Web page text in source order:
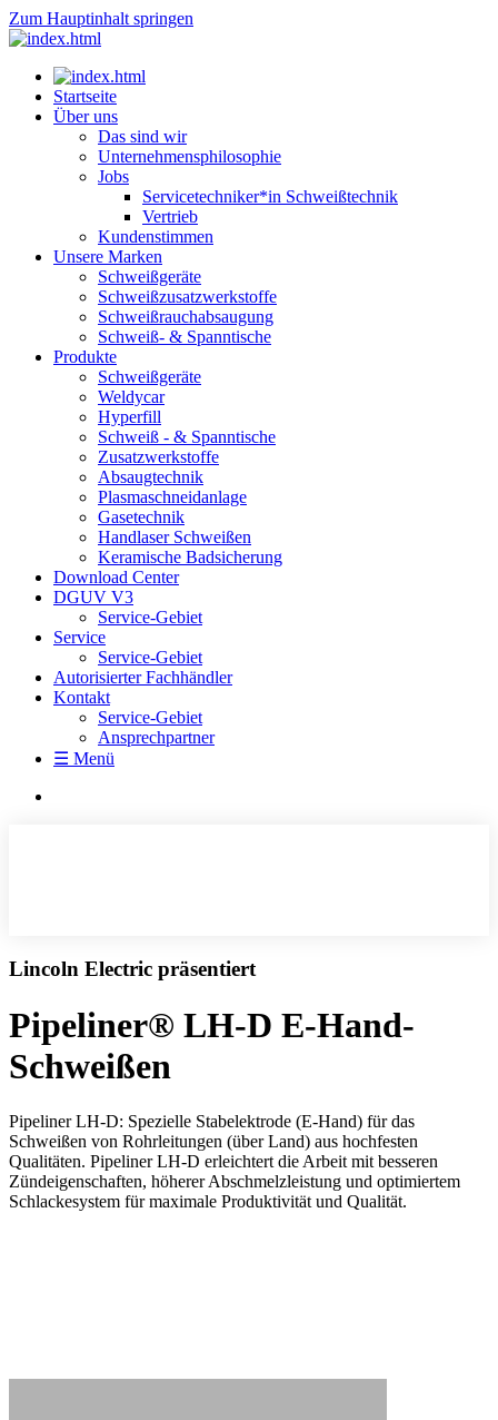
Zum Hauptinhalt springen
Startseite
Über uns
Das sind wir
Unternehmensphilosophie
Jobs
Servicetechniker*in Schweißtechnik
Vertrieb
Kundenstimmen
Unsere Marken
Schweißgeräte
Schweißzusatzwerkstoffe
Schweißrauchabsaugung
Schweiß- & Spanntische
Produkte
Schweißgeräte
Weldycar
Hyperfill
Schweiß - & Spanntische
Zusatzwerkstoffe
Absaugtechnik
Plasmaschneidanlage
Gasetechnik
Handlaser Schweißen
Keramische Badsicherung
Download Center
DGUV V3
Service-Gebiet
Service
Service-Gebiet
Autorisierter Fachhändler
Kontakt
Service-Gebiet
Ansprechpartner
☰ Menü
Lincoln Electric präsentiert
Pipeliner® LH-D E-Hand-
Schweißen
Pipeliner LH-D: Spezielle Stabelektrode (E-Hand) für das
Schweißen von Rohrleitungen (über Land) aus hochfesten
Qualitäten. Pipeliner LH-D erleichtert die Arbeit mit besseren
Zündeigenschaften, höherer Abschmelzleistung und optimiertem
Schlackesystem für maximale Produktivität und Qualität.